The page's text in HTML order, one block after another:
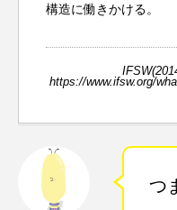
構造に働きかける。
https://www.ifsw.org/
つ